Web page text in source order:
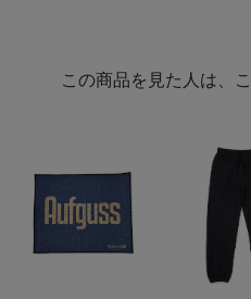
この商品を見た人は、